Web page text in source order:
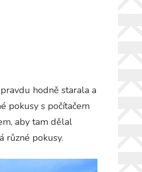
hodně starala a
pokusy s počítačem
aby tam dělal
různé pokusy.